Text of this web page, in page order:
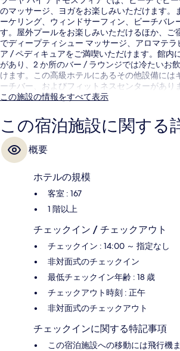
のマッサージ、ヨガをお楽しみいただけます。
ーケリング、ウィンドサーフィン、ビーチバレ
す。屋外プールをお楽しみいただけるほか、ご
でディープティシュー マッサージ、アロマテ
ア / ペディキュアをご満喫いただけます。館内
があり、2 か所のバー / ラウンジでは冷たいお
けます。この高級ホテルにあるその他設備には
ーチバー、およびフィットネスセンターがあり
この施設の情報をすべて表示
この宿泊施設に関する
概要
ホテルの規模
客室 : 167
1 階以上
チェックイン / チェックアウト
チェックイン : 14:00 ～ 指定なし
非対面式のチェックイン
最低チェックイン年齢 : 18 歳
チェックアウト時刻 : 正午
非対面式のチェックアウト
チェックインに関する特記事項
この宿泊施設への移動には飛行機